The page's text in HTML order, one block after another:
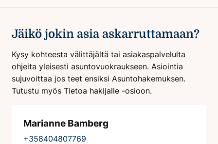
Jäikö jokin asia askarruttamaan?
Kysy kohteesta välittäjältä tai asiakaspalvelulta
ohjeita yleisesti asuntovuokraukseen. Asiointia
sujuvoittaa jos teet ensiksi Asuntohakemuksen.
Tutustu myös Tietoa hakijalle -osioon.
Marianne Bamberg
+358404807769